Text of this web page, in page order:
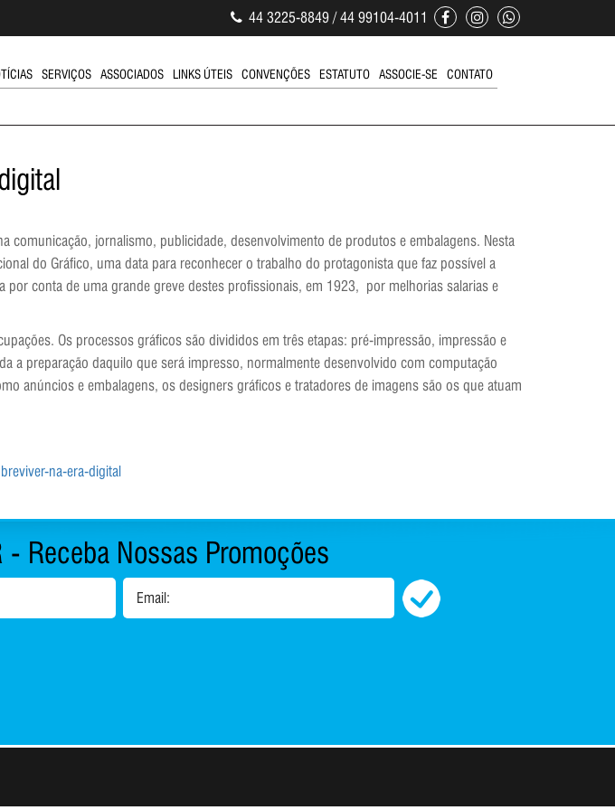
44 3225-8849 / 44 99104-4011
SERVIÇOS ASSOCIADOS LINKS ÚTEIS CONVENÇÕES ESTATUTO ASSOCIE-SE CONTATO
comunicação, jornalismo, publicidade, desenvolvimento de produtos e embalagens. Nesta
do Gráfico, uma data para reconhecer o trabalho do protagonista que faz possível a
por conta de uma grande greve destes profissionais, em 1923, por melhorias salarias e
Os processos gráficos são divididos em três etapas: pré-impressão, impressão e
a preparação daquilo que será impresso, normalmente desenvolvido com computação
anúncios e embalagens, os designers gráficos e tratadores de imagens são os que atuam
na-era-digital
- Receba Nossas Promoções
Email: